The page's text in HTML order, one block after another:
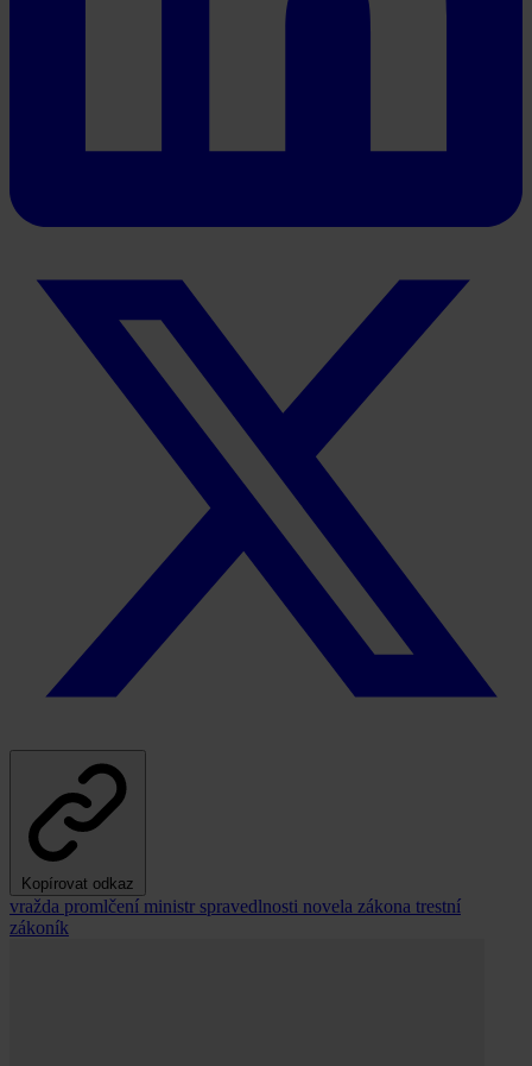
Kopírovat odkaz
vražda promlčení ministr spravedlnosti novela zákona trestní
zákoník